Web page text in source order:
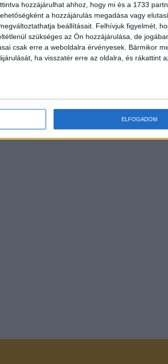
hozzájárulhat ahhoz, hogy mi és a 1733
a hozzájárulás megadása vagy
beállításait. Felhívjuk figyelmét,
szükséges az Ön hozzájárulása, de
csak erre a weboldalra érvényesek. Bármikor
ha visszatér erre az oldalra, és rákattint
ELFOGADOM